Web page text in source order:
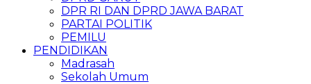
DPR RI DAN DPRD JAWA BARAT
PARTAI POLITIK
PEMILU
PENDIDIKAN
Madrasah
Sekolah Umum